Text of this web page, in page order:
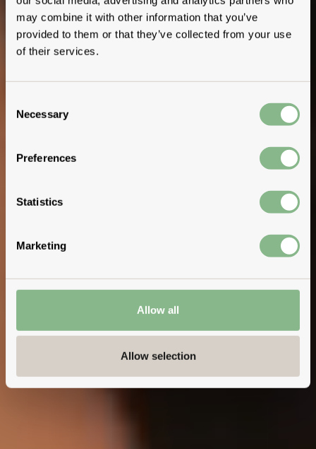
may combine it with other information that you’ve
provided to them or that they’ve collected from your use
of their services.
Selection
Necessary
Preferences
Statistics
Marketing
Allow all
Allow selection